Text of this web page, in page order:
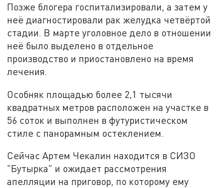
Позже блогера госпитализировали, а затем у
неё диагностировали рак желудка четвёртой
стадии. В марте уголовное дело в отношении
неё было выделено в отдельное
производство и приостановлено на время
лечения.
Особняк площадью более 2,1 тысячи
квадратных метров расположен на участке в
56 соток и выполнен в футуристическом
стиле с панорамным остеклением.
Сейчас Артем Чекалин находится в СИЗО
"Бутырка" и ожидает рассмотрения
апелляции на приговор, по которому ему